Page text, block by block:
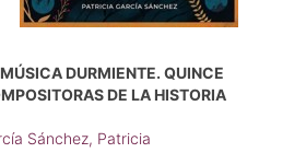
DURMIENTE. QUINCE
DE LA HISTORIA
Sánchez, Patricia